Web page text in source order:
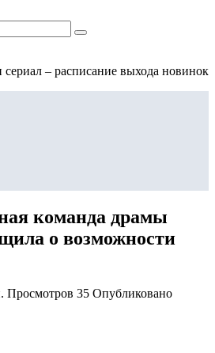
– расписание выхода новинок
команда драмы
о возможности
Просмотров 35 Опубликовано